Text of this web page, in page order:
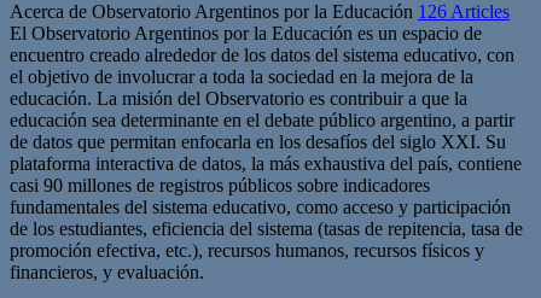
Acerca de Observatorio Argentinos por la Educación 126 Articles
El Observatorio Argentinos por la Educación es un espacio de
encuentro creado alrededor de los datos del sistema educativo, con
el objetivo de involucrar a toda la sociedad en la mejora de la
educación. La misión del Observatorio es contribuir a que la
educación sea determinante en el debate público argentino, a partir
de datos que permitan enfocarla en los desafíos del siglo XXI. Su
plataforma interactiva de datos, la más exhaustiva del país, contiene
casi 90 millones de registros públicos sobre indicadores
fundamentales del sistema educativo, como acceso y participación
de los estudiantes, eficiencia del sistema (tasas de repitencia, tasa de
promoción efectiva, etc.), recursos humanos, recursos físicos y
financieros, y evaluación.